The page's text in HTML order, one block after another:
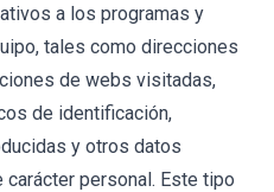
a los programas y
tales como direcciones
de webs visitadas,
de identificación,
y otros datos
personal. Este tipo